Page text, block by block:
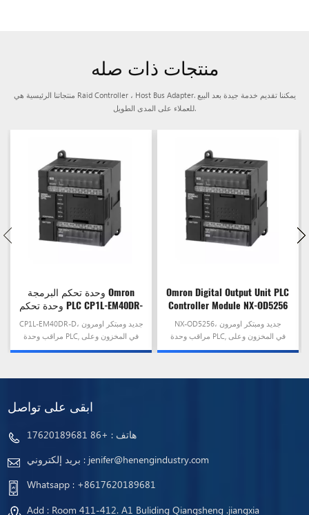
منتجات ذات صله
منتجاتنا الرئيسية هي Raid Controller ، Host Bus Adapter. يمكننا تقديم خدمة جيدة بعد البيع
للعملاء على المدى الطويل.
وحدة تحكم البرمجة Omron
وحدة تحكم PLC CP1L-EM40DR-
CP1L-EM40DR-D، جديد ومبتكر اومرون
مراقب وحدة PLC, في المخزون وعلى
استعداد للسفينة!
Omron Digital Output Unit PLC
Controller Module NX-OD5256
NX-OD5256، جديد ومبتكر اومرون
مراقب وحدة PLC, في المخزون وعلى
استعداد للسفينة!
ابقى على تواصل
هاتف : +86 17620189681
بريد إلكتروني : jenifer@henengindustry.com
Whatsapp : +8617620189681
Add : Room 411-412. A1 Buliding Qiangsheng .jiangxia